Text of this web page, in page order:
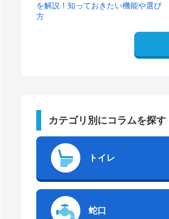
を解説！知っておきたい機能や選び
方
カテゴリ別にコラムを探す
トイレ
蛇口